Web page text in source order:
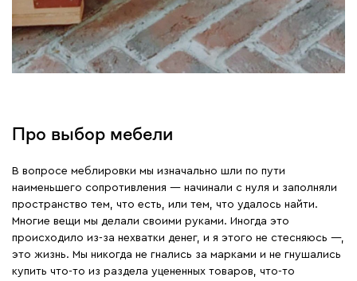
Про выбор мебели
В вопросе меблировки мы изначально шли по пути
наименьшего сопротивления — начинали с нуля и заполняли
пространство тем, что есть, или тем, что удалось найти.
Многие вещи мы делали своими руками. Иногда это
происходило из-за нехватки денег, и я этого не стесняюсь —,
это жизнь. Мы никогда не гнались за марками и не гнушались
купить что-то из раздела уцененных товаров, что-то